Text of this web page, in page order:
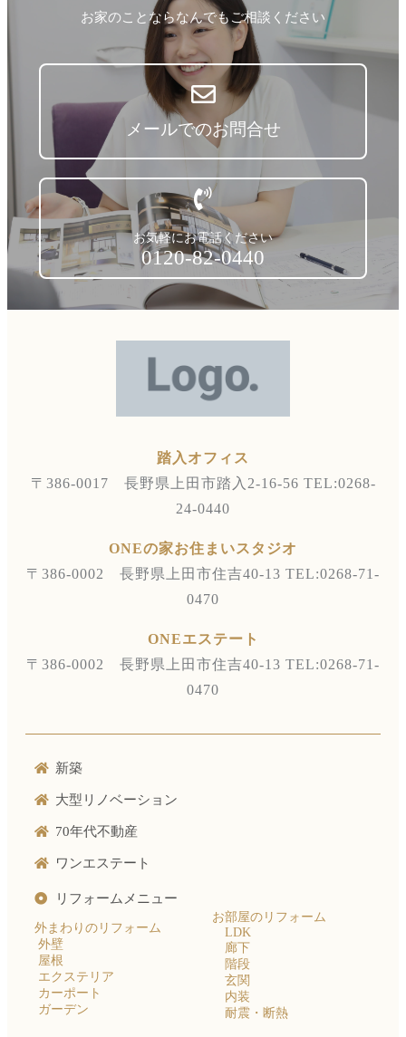
お家のことならなんでもご相談ください
メールでのお問合せ
お気軽にお電話ください
0120-82-0440
踏入オフィス
〒386-0017 長野県上田市踏入2-16-56 TEL:0268-
24-0440
ONEの家お住まいスタジオ
〒386-0002 長野県上田市住吉40-13 TEL:0268-71-
0470
ONEエステート
〒386-0002 長野県上田市住吉40-13 TEL:0268-71-
0470
新築
大型リノベーション
70年代不動産
ワンエステート
リフォームメニュー
外まわりのリフォーム
外壁
屋根
エクステリア
カーポート
ガーデン
お部屋のリフォーム
LDK
廊下
階段
玄関
内装
耐震・断熱